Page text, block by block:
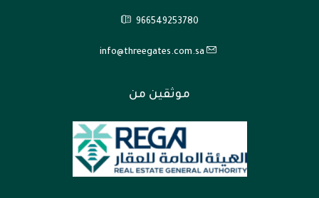
966549253780
info@threegates.com.sa
موثقين من